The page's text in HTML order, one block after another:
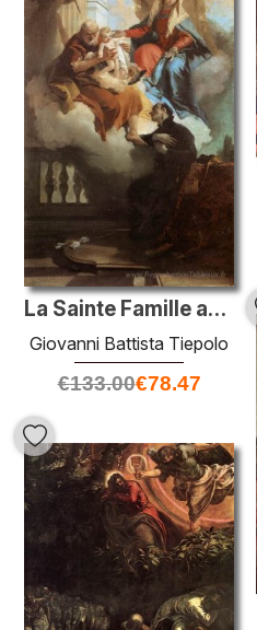
La Sainte Famille apparaissant dans une vision à Saint-Gaetano
Giovanni Battista Tiepolo
€133.00€78.47